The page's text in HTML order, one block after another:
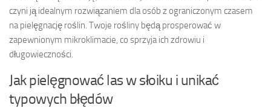
czyni ją idealnym rozwiązaniem dla osób z ograniczonym czasem
na pielęgnację roślin. Twoje rośliny będą prosperować w
zapewnionym mikroklimacie, co sprzyja ich zdrowiu i
długowieczności.
Jak pielęgnować las w słoiku i unikać
typowych błędów